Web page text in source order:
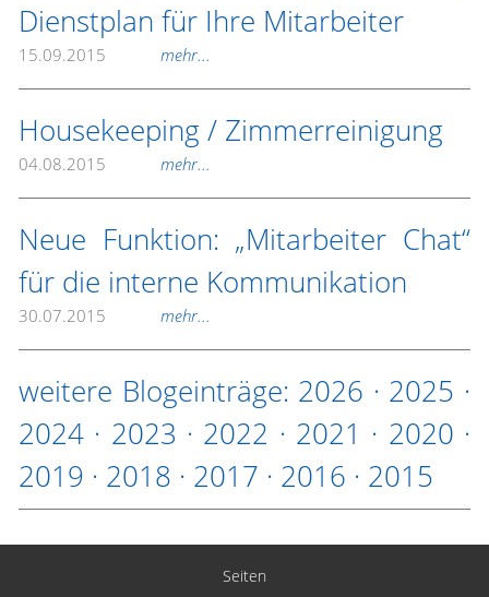
Dienstplan für Ihre Mitarbeiter
15.09.2015 mehr...
Housekeeping / Zimmerreinigung
04.08.2015 mehr...
Neue Funktion: „Mitarbeiter Chat“
für die interne Kommunikation
30.07.2015 mehr...
weitere Blogeinträge: 2026 · 2025 ·
2024 · 2023 · 2022 · 2021 · 2020 ·
2019 · 2018 · 2017 · 2016 · 2015
Seiten